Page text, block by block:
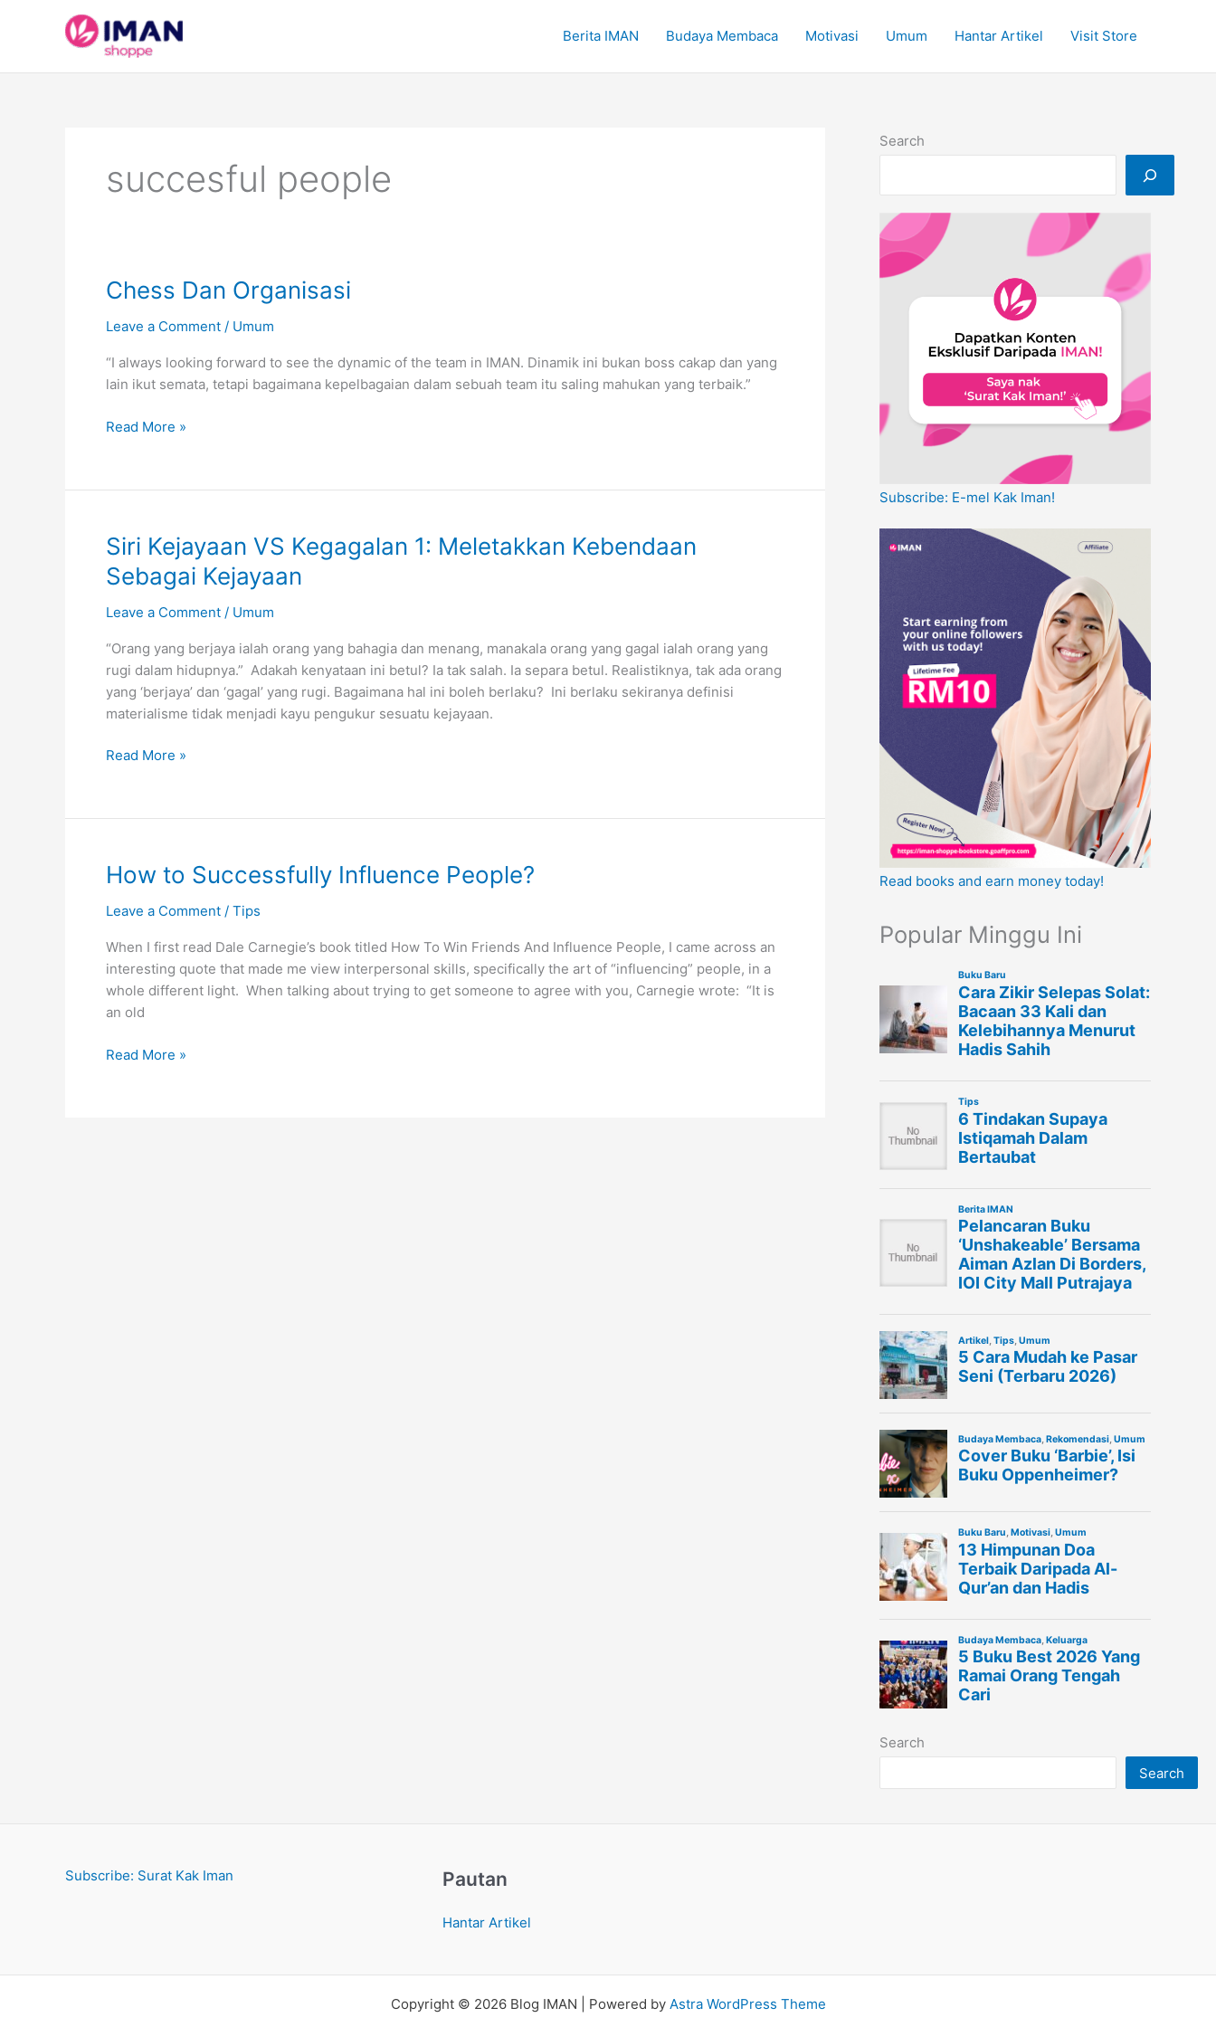
Berita IMAN Budaya Membaca Motivasi Umum Hantar Artikel Visit Store
succesful people
Chess Dan Organisasi
Leave a Comment / Umum
“I always looking forward to see the dynamic of the team in IMAN. Dinamik ini bukan boss cakap dan yang
lain ikut semata, tetapi bagaimana kepelbagaian dalam sebuah team itu saling mahukan yang terbaik.”
Chess
Read More »
Siri Kejayaan VS Kegagalan 1: Meletakkan Kebendaan
Sebagai Kejayaan
Leave a Comment / Umum
“Orang yang berjaya ialah orang yang bahagia dan menang, manakala orang yang gagal ialah orang yang
rugi dalam hidupnya.” Adakah kenyataan ini betul? Ia tak salah. Ia separa betul. Realistiknya, tak ada orang
yang ‘berjaya’ dan ‘gagal’ yang rugi. Bagaimana hal ini boleh berlaku? Ini berlaku sekiranya definisi
materialisme tidak menjadi kayu pengukur sesuatu kejayaan.
Siri
Kegagalan
Meletakkan
Kebendaan
Sebagai
Read More »
How to Successfully Influence People?
Leave a Comment / Tips
When I first read Dale Carnegie’s book titled How To Win Friends And Influence People, I came across an
interesting quote that made me view interpersonal skills, specifically the art of “influencing” people, in a
whole different light. When talking about trying to get someone to agree with you, Carnegie wrote: “It is
an old
How
Read More »
Search
Subscribe: E-mel Kak Iman!
Read books and earn money today!
Popular Minggu Ini
Search
Search
Subscribe: Surat Kak Iman Pautan
Hantar Artikel
Copyright © 2026 Blog IMAN | Powered by Astra WordPress Theme